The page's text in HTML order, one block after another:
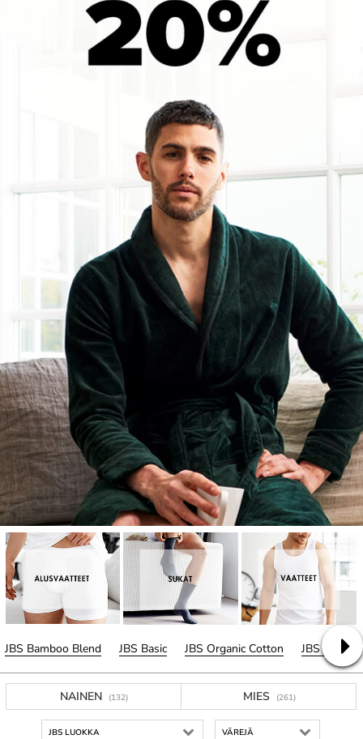
JBS Bamboo Blend JBS Basic JBS Organic Cotton JBS Classic
NAINEN (132) MIES (261)
JBS LUOKKA VÄREJÄ